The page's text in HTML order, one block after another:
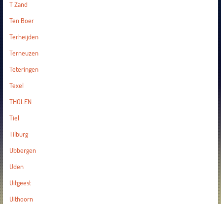
T Zand
Ten Boer
Terheijden
Terneuzen
Teteringen
Texel
THOLEN
Tiel
Tilburg
Ubbergen
Uden
Uitgeest
Uithoorn